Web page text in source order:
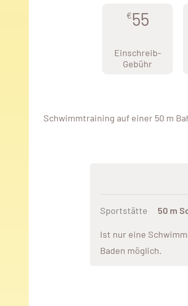
€55
Einschreib-
Gebühr
Schwimmtraining auf einer 50 m
Sportstätte 50 m
Ist nur eine
Baden möglich.